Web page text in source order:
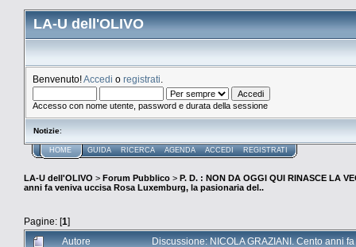
LA-U dell'OLIVO
Benvenuto!Accedi o registrati
Accesso con nome utente, password e durata della sessione
Notizie:
HOME GUIDA RICERCA AGENDA ACCEDI REGISTRATI
LA-U dell'OLIVO > Forum Pubblico > P. D. : NON DA OGGI QUI RINASCE LA
anni fa veniva uccisa Rosa Luxemburg, la pasionaria del..
Pagine: [1]
Autore
Discussione: NICOLA GRAZIANI. Cento anni